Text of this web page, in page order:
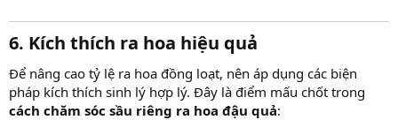
6. Kích thích ra hoa hiệu quả​
Để nâng cao tỷ lệ ra hoa đồng loạt, nên áp dụng các biện
pháp kích thích sinh lý hợp lý. Đây là điểm mấu chốt trong
cách chăm sóc sầu riêng ra hoa đậu quả: